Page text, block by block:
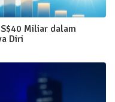
Miliar dalam
Diri